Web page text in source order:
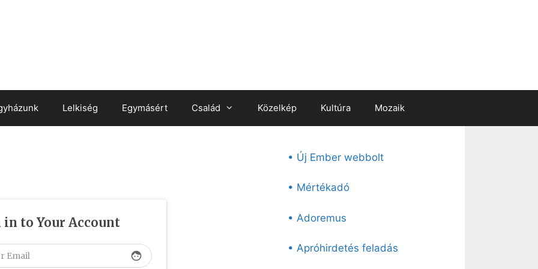
Lelkiség Egymásért Család Közelkép Kultúra Mozaik
in to Your Account
face
• Új Ember webbolt
• Mértékadó
• Adoremus
• Apróhirdetés feladás